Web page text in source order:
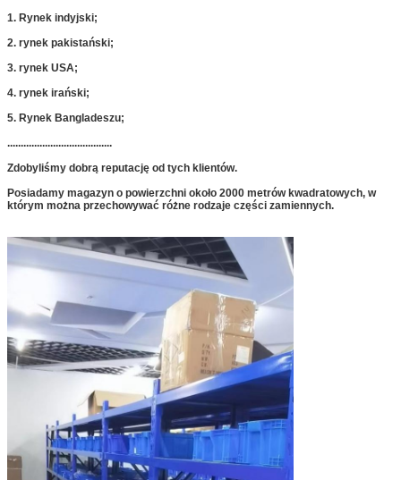
1. Rynek indyjski;
2. rynek pakistański;
3. rynek USA;
4. rynek irański;
5. Rynek Bangladeszu;
.......................................
Zdobyliśmy dobrą reputację od tych klientów.
Posiadamy magazyn o powierzchni około 2000 metrów kwadratowych, w
którym można przechowywać różne rodzaje części zamiennych.